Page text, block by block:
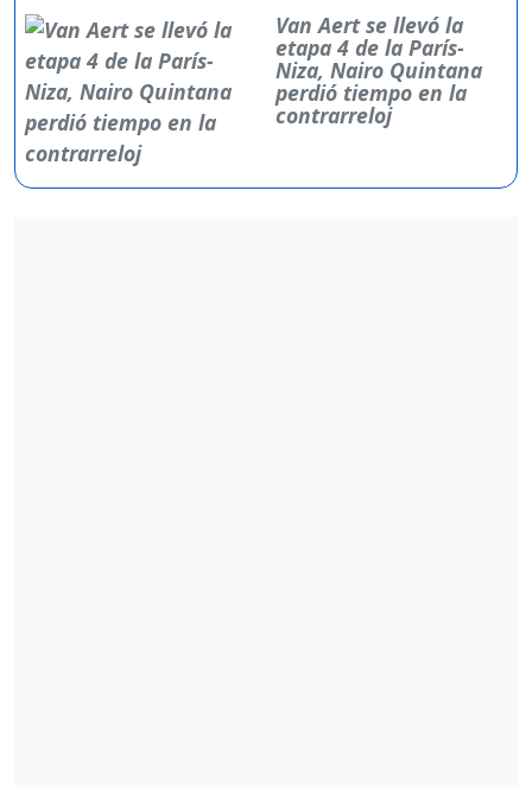
Van Aert se llevó la
etapa 4 de la París-
Niza, Nairo Quintana
perdió tiempo en la
contrarreloj